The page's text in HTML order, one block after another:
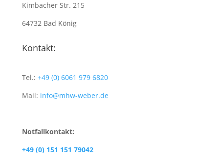
Kimbacher Str. 215
64732 Bad König
Kontakt:
Tel.: +49 (0) 6061 979 6820
Mail: info@mhw-weber.de
Notfallkontakt:
+49 (0) 151 151 79042